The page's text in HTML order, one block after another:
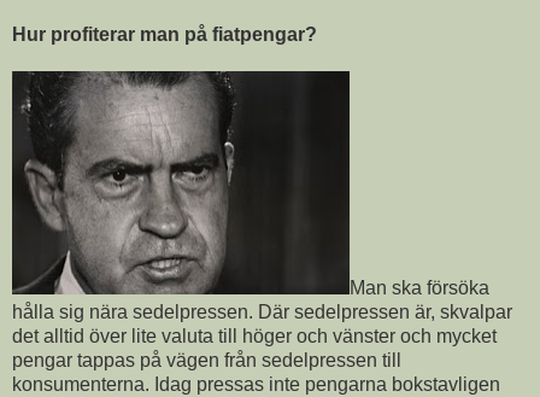
Hur profiterar man på fiatpengar?
Man ska försöka
hålla sig nära sedelpressen. Där sedelpressen är, skvalpar
det alltid över lite valuta till höger och vänster och mycket
pengar tappas på vägen från sedelpressen till
konsumenterna. Idag pressas inte pengarna bokstavligen